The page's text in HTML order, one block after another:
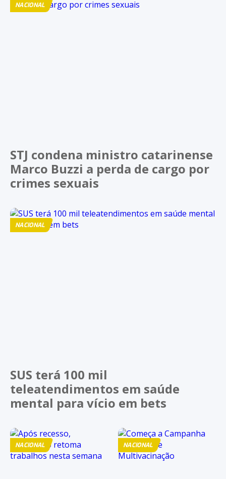
NACIONAL
STJ condena ministro catarinense
Marco Buzzi a perda de cargo por
crimes sexuais
NACIONAL
SUS terá 100 mil
teleatendimentos em saúde
mental para vício em bets
NACIONAL NACIONAL